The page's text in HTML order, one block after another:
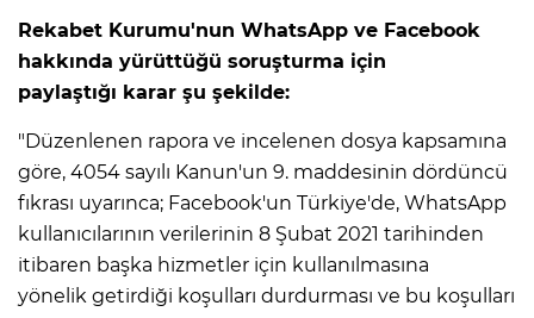
Rekabet Kurumu'nun WhatsApp ve Facebook
hakkında yürüttüğü soruşturma için
paylaştığı karar şu şekilde:
"Düzenlenen rapora ve incelenen dosya kapsamına
göre, 4054 sayılı Kanun'un 9. maddesinin dördüncü
fıkrası uyarınca; Facebook'un Türkiye'de, WhatsApp
kullanıcılarının verilerinin 8 Şubat 2021 tarihinden
itibaren başka hizmetler için kullanılmasına
yönelik getirdiği koşulları durdurması ve bu koşulları